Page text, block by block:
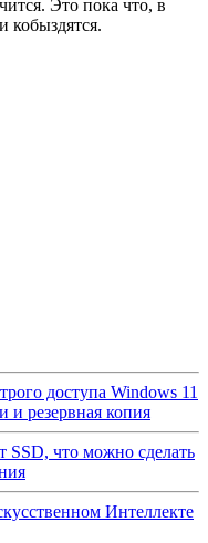
Это пока что, в
кобыздятся.
доступа Windows 11
и резервная копия
SSD, что можно сделать
Интеллекте